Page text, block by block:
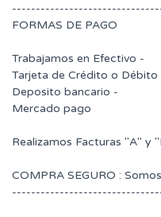
FORMAS DE PAGO
Trabajamos en Efectivo -
Tarjeta de Crédito o Débito
Deposito bancario -
Mercado pago
Realizamos Facturas "A" y
COMPRA SEGURO :